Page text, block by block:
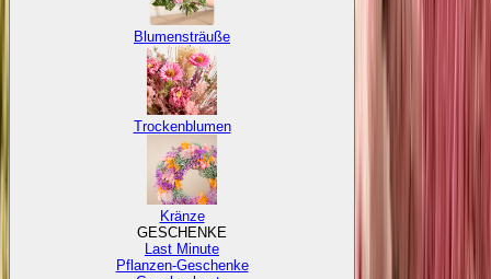
Blumensträuße
Trockenblumen
Kränze
GESCHENKE
Last Minute
Pflanzen-Geschenke